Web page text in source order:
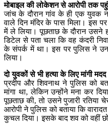
मोबाइल की लोकेशन से आरोपी तक
जांच के दौरान गांव के ही एक युवक
वाले दिन मंदिर के पास मिला। इस
में ले लिया। पूछताछ के दौरान उसने
डिटेल से पता चला कि वह कंदरी
के संपर्क में था। इस पर पुलिस ने उन
लिया।
दो युवकों से भी हत्या के लिए मांगी मदद
प्रदीप और शिवनाथ ने पुलिस को
मांगा था, लेकिन उन्होंने मना कर
पूछताछ की, तो उसने पुजारी रतिया
आरोपी ने पुलिस को बताया कि
कुचल दिया। इसके बाद शव को वहीं